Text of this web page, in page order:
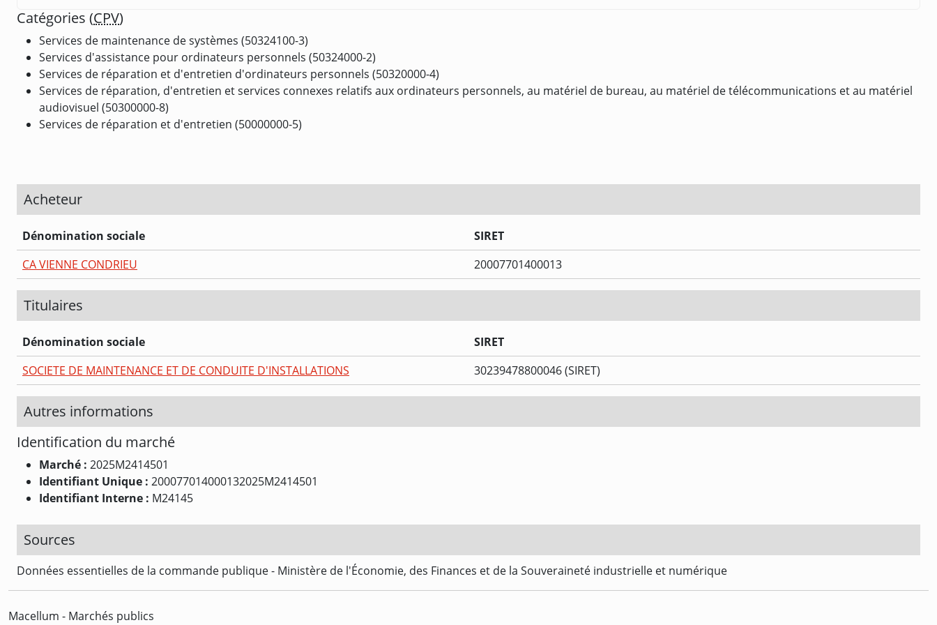
Catégories (CPV)
Services de maintenance de systèmes (50324100-3)
Services d'assistance pour ordinateurs personnels (50324000-2)
Services de réparation et d'entretien d'ordinateurs personnels (50320000-4)
Services de réparation, d'entretien et services connexes relatifs aux ordinateurs personnels, au matériel de bureau, au matériel de télécommunications et au matériel
audiovisuel (50300000-8)
Services de réparation et d'entretien (50000000-5)
Acheteur
Dénomination sociale
SIRET
CA VIENNE CONDRIEU
20007701400013
Titulaires
Dénomination sociale
SIRET
SOCIETE DE MAINTENANCE ET DE CONDUITE D'INSTALLATIONS
30239478800046 (SIRET)
Autres informations
Identification du marché
Marché : 2025M2414501
Identifiant Unique : 200077014000132025M2414501
Identifiant Interne : M24145
Sources
Données essentielles de la commande publique - Ministère de l'Économie, des Finances et de la Souveraineté industrielle et numérique
Macellum - Marchés publics